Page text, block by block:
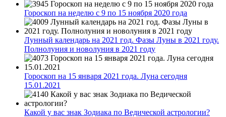
Гороскоп на неделю с 9 по 15 ноября 2020 года
Лунный календарь на 2021 год. Фазы Луны в 2021 году.
Полнолуния и новолуния в 2021 году
Гороскоп на 15 января 2021 года. Луна сегодня
15.01.2021
Какой у вас знак Зодиака по Ведической астрологии?